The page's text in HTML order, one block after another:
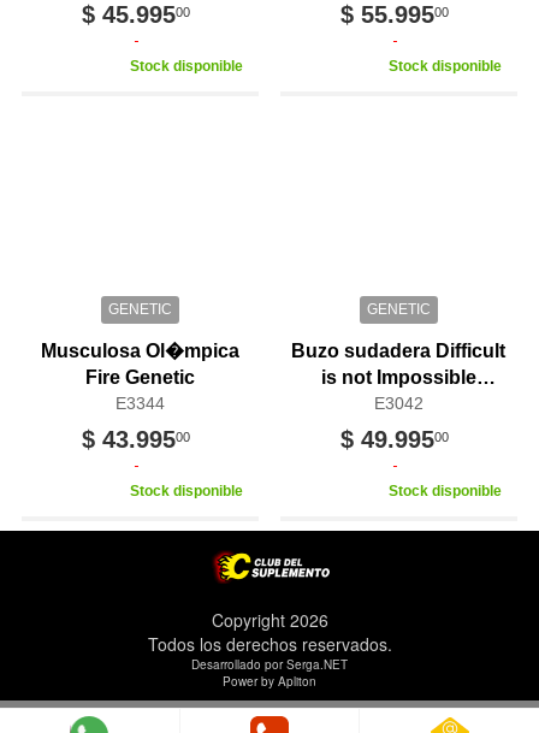
$ 45.99500
Stock disponible
$ 55.99500
Stock disponible
GENETIC
Musculosa Ol�mpica
Fire Genetic
E3344
$ 43.99500
Stock disponible
GENETIC
Buzo sudadera Difficult
is not Impossible
Genetic
E3042
$ 49.99500
Stock disponible
Copyright 2026
Todos los derechos reservados.
Desarrollado por Serga.NET
Power by Apliton